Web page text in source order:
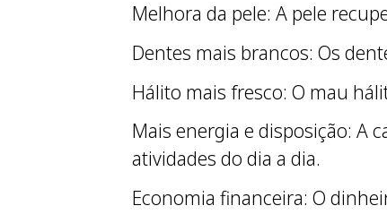
Melhora da pele: A pele
Dentes mais brancos: Os
Hálito mais fresco: O mau
Mais energia e disposição: A
atividades do dia a dia.
Economia financeira: O